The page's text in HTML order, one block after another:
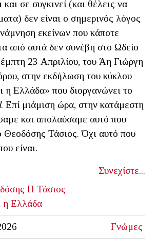
σε συγκινεί (και θέλεις να
δεν είναι ο σημερινός λόγος
εκείνων που κάποτε
από αυτά δεν συνέβη στο Ωδείο
23 Απριλίου, του Άη Γιώργη
στην εκδήλωση του κύκλου
η Ελλάδα» που διοργανώνει το
. Επί μιάμιση ώρα, στην κατάμεστη
και απολαύσαμε αυτό που
Θεοδόσης Τάσιος. Όχι αυτό που
είναι.
Συνεχίστε...
Π Τάσιος
η Ελλάδα
Γνώμες